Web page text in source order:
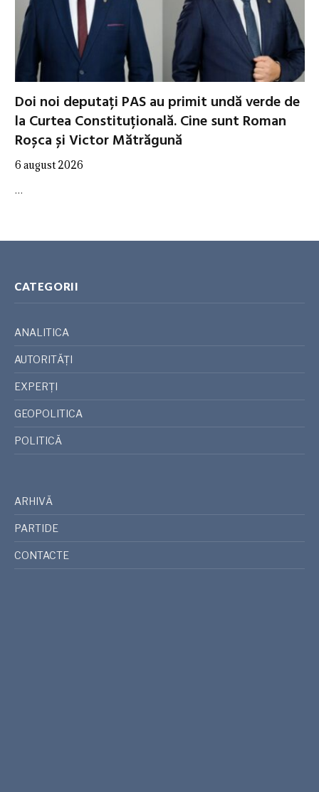
Doi noi deputați PAS au primit undă verde de
la Curtea Constituțională. Cine sunt Roman
Roșca și Victor Mătrăgună
6 august 2026
…
CATEGORII
ANALITICA
AUTORITĂȚI
EXPERȚI
GEOPOLITICA
POLITICĂ
ARHIVĂ
PARTIDE
CONTACTE